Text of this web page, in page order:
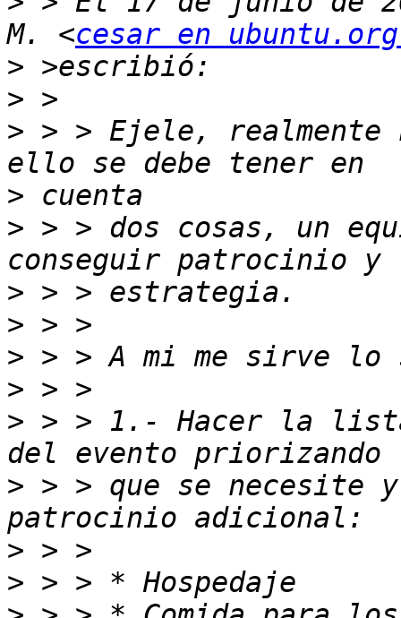
M. <cesar en
>
>
> > > Ejele,
>
> > > dos cosas, un
>
>
>
>
> > > 1.- Hacer la
> > > que se necesite
>
>